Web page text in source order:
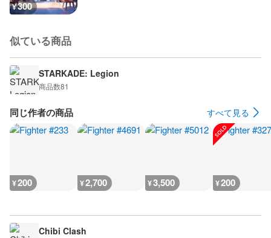
¥300
似ている商品
STARKADE: Legion
商品数81
同じ作者の商品 すべて見る
¥200 ¥2,700 ¥3,500 ¥200
Chibi Clash